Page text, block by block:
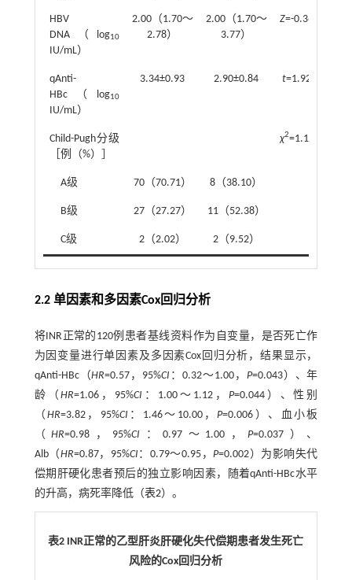
HBV
DNA（log10
IU/mL）
2.00（1.70～
2.78）
2.00（1.70～
3.77）
Z=-0.363
qAnti-
HBc（log10
IU/mL）
3.34±0.93 2.90±0.84 t=1.926
Child-Pugh分级
［例（%）］
χ2=1.144
A级 70（70.71） 8（38.10）
B级 27（27.27） 11（52.38）
C级 2（2.02） 2（9.52）
2.2 单因素和多因素Cox回归分析
将INR正常的120例患者基线资料作为自变量，是否死亡作
为因变量进行单因素及多因素Cox回归分析，结果显示，
qAnti-HBc（HR=0.57，95%CI ：0.32～1.00， P=0.043）、年
龄（HR=1.06，95%CI ：1.00～1.12， P=0.044）、性别
（HR=3.82，95%CI ：1.46～10.00，P=0.006）、血小板
（HR=0.98，95%CI ：0.97～1.00，P=0.037）、
Alb（HR=0.87，95%CI ：0.79～0.95，P=0.002）为影响失代
偿期肝硬化患者预后的独立影响因素，随着qAnti-HBc水平
的升高，病死率降低（表2）。
表2 INR正常的乙型肝炎肝硬化失代偿期患者发生死亡
风险的Cox回归分析